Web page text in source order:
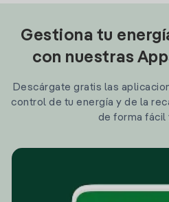
Gestiona tu
con nuestras
Descárgate gratis las
control de tu energía y de la
de forma fácil